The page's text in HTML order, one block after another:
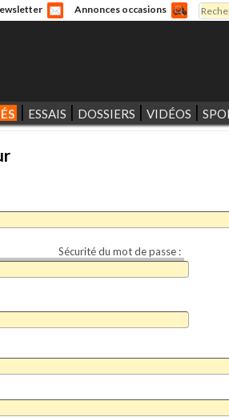
Annonces occasions
ESSAIS DOSSIERS VIDÉOS
Sécurité du mot de passe :